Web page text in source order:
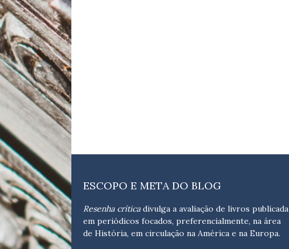
ESCOPO E META DO BLOG
Resenha críticadivulga a avaliação de livros publicada
em periódicos focados, preferencialmente, na área
de História, em circulação na América e na Europa.